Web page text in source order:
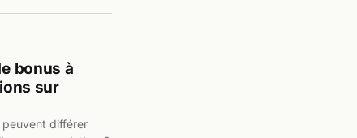
bonus à
sur
peuvent différer